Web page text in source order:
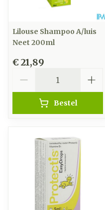
Lilouse Shampoo A/luis
Neet 200ml
€ 21,89
Bestel